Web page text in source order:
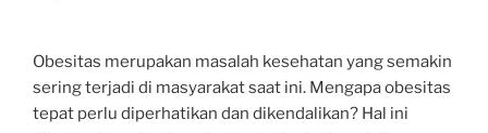
Obesitas merupakan masalah kesehatan yang semakin
sering terjadi di masyarakat saat ini. Mengapa obesitas
tepat perlu diperhatikan dan dikendalikan? Hal ini